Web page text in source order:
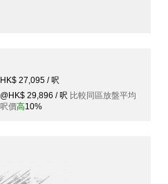
HK$ 27,095 / 呎
@HK$ 29,896 / 呎 比較同區放盤平均
呎價高10%